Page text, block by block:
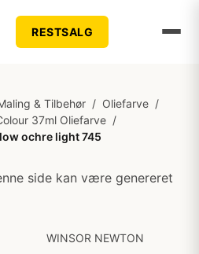
RESTSALG
& Tilbehør / Oliefarve /
37ml Oliefarve /
ochre light 745
side kan være genereret
WINSOR NEWTON